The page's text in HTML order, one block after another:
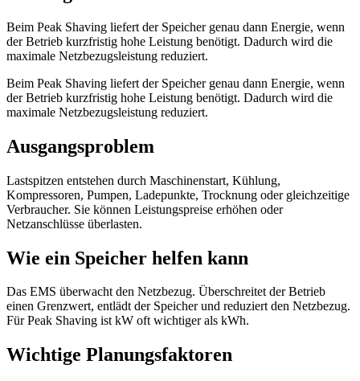
Beim Peak Shaving liefert der Speicher genau dann Energie, wenn
der Betrieb kurzfristig hohe Leistung benötigt. Dadurch wird die
maximale Netzbezugsleistung reduziert.
Beim Peak Shaving liefert der Speicher genau dann Energie, wenn
der Betrieb kurzfristig hohe Leistung benötigt. Dadurch wird die
maximale Netzbezugsleistung reduziert.
Ausgangsproblem
Lastspitzen entstehen durch Maschinenstart, Kühlung,
Kompressoren, Pumpen, Ladepunkte, Trocknung oder gleichzeitige
Verbraucher. Sie können Leistungspreise erhöhen oder
Netzanschlüsse überlasten.
Wie ein Speicher helfen kann
Das EMS überwacht den Netzbezug. Überschreitet der Betrieb
einen Grenzwert, entlädt der Speicher und reduziert den Netzbezug.
Für Peak Shaving ist kW oft wichtiger als kWh.
Wichtige Planungsfaktoren